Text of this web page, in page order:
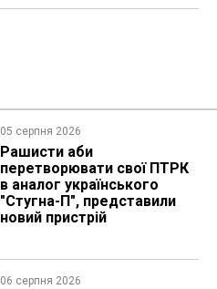
05 серпня 2026
Рашисти аби
перетворювати свої ПТРК
в аналог українського
"Стугна-П", представили
новий пристрій
06 серпня 2026